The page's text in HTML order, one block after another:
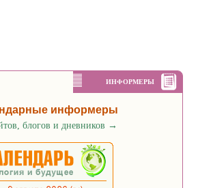
ИНФОРМЕРЫ
информеры
блогов и дневников →